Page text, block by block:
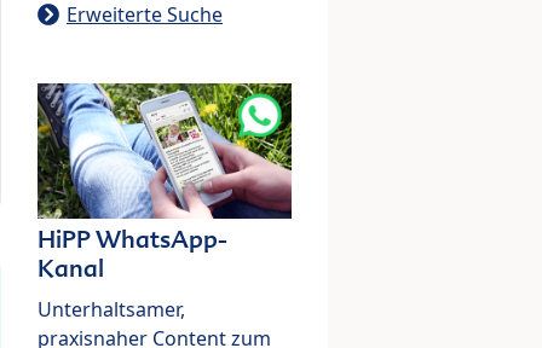
Erweiterte Suche
HiPP WhatsApp-
Kanal
Unterhaltsamer,
praxisnaher Content zum